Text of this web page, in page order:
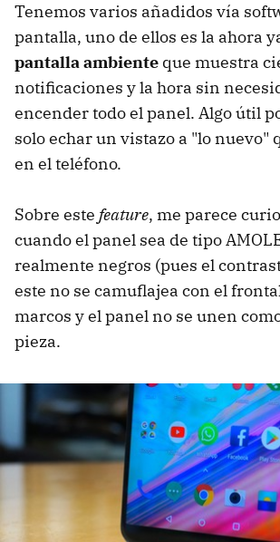
Tenemos varios añadidos vía
pantalla, uno de ellos es la ahora
pantalla ambiente que muestra
notificaciones y la hora sin
encender todo el panel. Algo útil
solo echar un vistazo a "lo nuevo"
en el teléfono.
Sobre este feature, me parece
cuando el panel sea de tipo
realmente negros (pues el
este no se camuflajea con el
marcos y el panel no se unen
pieza.